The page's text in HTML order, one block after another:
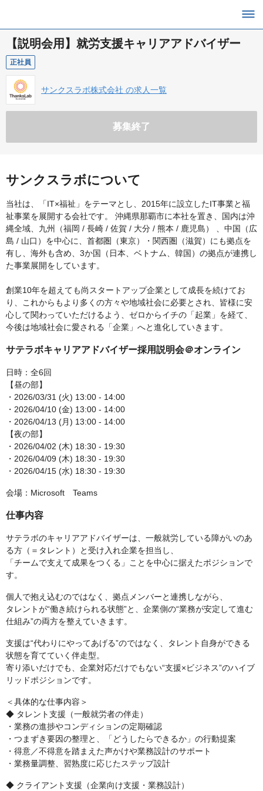
【説明会用】就労支援キャリアアドバイザー
正社員
サンクスラボ株式会社 の求人一覧
募集終了
サンクスラボについて
当社は、「IT×福祉」をテーマとし、2015年に設立したIT事業と福
祉事業を展開する会社です。 沖縄県那覇市に本社を置き、国内は沖
縄全域、九州（福岡 / 長崎 / 佐賀 / 大分 / 熊本 / 鹿児島） 、中国（広
島 / 山口）を中心に、首都圏（東京）・関西圏（滋賀）にも拠点を
有し、海外も含め、3か国（日本、ベトナム、韓国）の拠点が連携し
た事業展開をしています。
創業10年を超えても尚スタートアップ企業として成長を続けてお
り、これからもより多くの方々や地域社会に必要とされ、皆様に安
心して関わっていただけるよう、ゼロからイチの「起業」を経て、
今後は地域社会に愛される「企業」へと進化していきます。
サテラボキャリアアドバイザー採用説明会＠オンライン
日時：全6回
【昼の部】
・2026/03/31 (火) 13:00 - 14:00
・2026/04/10 (金) 13:00 - 14:00
・2026/04/13 (月) 13:00 - 14:00
【夜の部】
・2026/04/02 (木) 18:30 - 19:30
・2026/04/09 (木) 18:30 - 19:30
・2026/04/15 (水) 18:30 - 19:30
会場：Microsoft Teams
仕事内容
サテラボのキャリアアドバイザーは、一般就労している障がいのあ
る方（＝タレント）と受け入れ企業を担当し、
「チームで支えて成果をつくる」ことを中心に据えたポジションで
す。
個人で抱え込むのではなく、拠点メンバーと連携しながら、
タレントが“働き続けられる状態”と、企業側の“業務が安定して進む
仕組み”の両方を整えていきます。
支援は“代わりにやってあげる”のではなく、タレント自身ができる
状態を育てていく伴走型。
寄り添いだけでも、企業対応だけでもない“支援×ビジネス”のハイブ
リッドポジションです。
＜具体的な仕事内容＞
◆ タレント支援（一般就労者の伴走）
・業務の進捗やコンディションの定期確認
・つまずき要因の整理と、「どうしたらできるか」の行動提案
・得意／不得意を踏まえた声かけや業務設計のサポート
・業務量調整、習熟度に応じたステップ設計
◆ クライアント支援（企業向け支援・業務設計）